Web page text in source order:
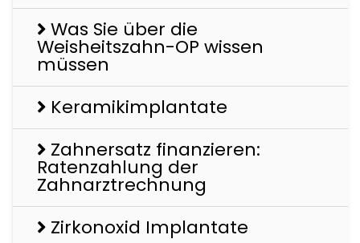
Was Sie über die
Weisheitszahn-OP wissen
müssen
Keramikimplantate
Zahnersatz finanzieren:
Ratenzahlung der
Zahnarztrechnung
Zirkonoxid Implantate